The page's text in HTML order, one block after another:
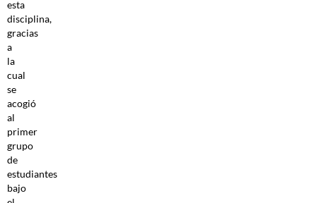
esta
disciplina,
gracias
a
la
cual
se
acogió
al
primer
grupo
de
estudiantes
bajo